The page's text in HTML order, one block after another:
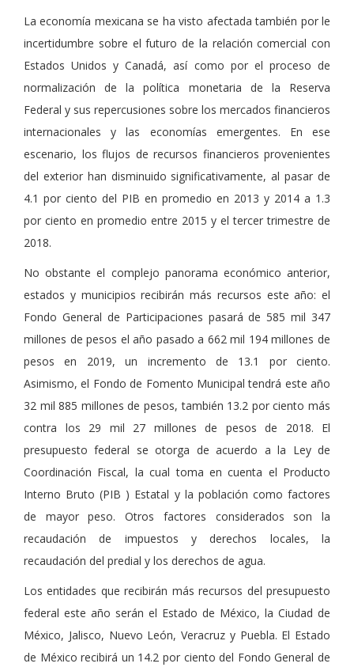
La economía mexicana se ha visto afectada también por le
incertidumbre sobre el futuro de la relación comercial con
Estados Unidos y Canadá, así como por el proceso de
normalización de la política monetaria de la Reserva
Federal y sus repercusiones sobre los mercados financieros
internacionales y las economías emergentes. En ese
escenario, los flujos de recursos financieros provenientes
del exterior han disminuido significativamente, al pasar de
4.1 por ciento del PIB en promedio en 2013 y 2014 a 1.3
por ciento en promedio entre 2015 y el tercer trimestre de
2018.
No obstante el complejo panorama económico anterior,
estados y municipios recibirán más recursos este año: el
Fondo General de Participaciones pasará de 585 mil 347
millones de pesos el año pasado a 662 mil 194 millones de
pesos en 2019, un incremento de 13.1 por ciento.
Asimismo, el Fondo de Fomento Municipal tendrá este año
32 mil 885 millones de pesos, también 13.2 por ciento más
contra los 29 mil 27 millones de pesos de 2018. El
presupuesto federal se otorga de acuerdo a la Ley de
Coordinación Fiscal, la cual toma en cuenta el Producto
Interno Bruto (PIB ) Estatal y la población como factores
de mayor peso. Otros factores considerados son la
recaudación de impuestos y derechos locales, la
recaudación del predial y los derechos de agua.
Los entidades que recibirán más recursos del presupuesto
federal este año serán el Estado de México, la Ciudad de
México, Jalisco, Nuevo León, Veracruz y Puebla. El Estado
de México recibirá un 14.2 por ciento del Fondo General de